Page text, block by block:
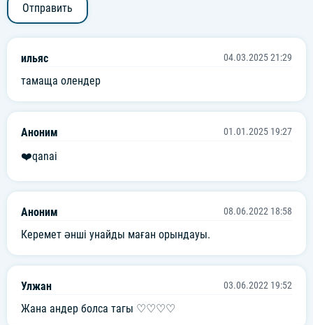
Отправить
ильяс 04.03.2025 21:29
тамаща олендер
Аноним 01.01.2025 19:27
❤️qanai
Аноним 08.06.2022 18:58
Керемет әнші унайды маған орындауы.
Улжан 03.06.2022 19:52
Жана андер болса тагы ♡♡♡♡